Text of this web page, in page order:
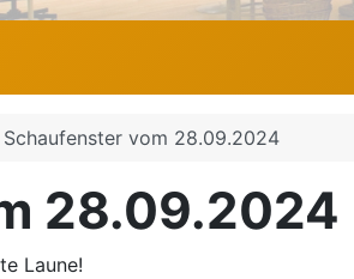
Schaufenster vom 28.09.2024
28.09.2024
Laune!